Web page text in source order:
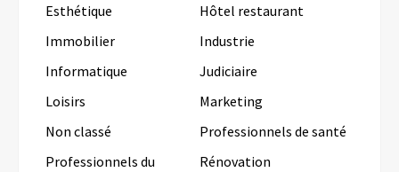
Esthétique
Hôtel restaurant
Immobilier
Industrie
Informatique
Judiciaire
Loisirs
Marketing
Non classé
Professionnels de santé
Professionnels du
Rénovation